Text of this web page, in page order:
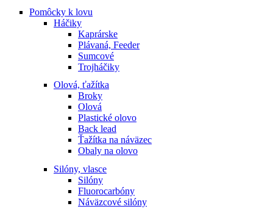
Pomôcky k lovu
Háčiky
Kaprárske
Plávaná, Feeder
Sumcové
Trojháčiky
Olová, ťažítka
Broky
Olová
Plastické olovo
Back lead
Ťažítka na náväzec
Obaly na olovo
Silóny, vlasce
Silóny
Fluorocarbóny
Náväzcové silóny